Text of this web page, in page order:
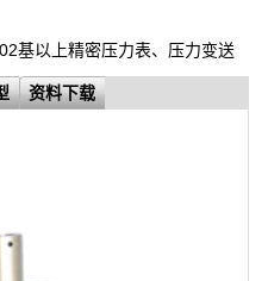
基以上精密压力表、压力变送器
资料下载